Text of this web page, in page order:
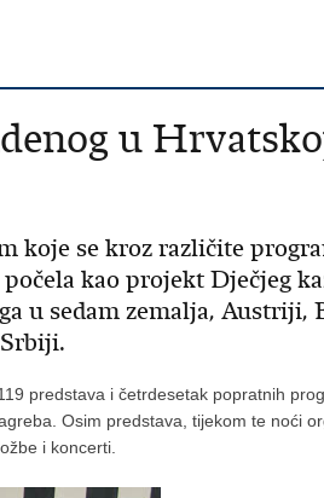
u
koje se kroz različite
kao projekt Dječjeg
u sedam zemalja,
predstava i četrdesetak popratnih
Osim predstava, tijekom te noći
i koncerti.